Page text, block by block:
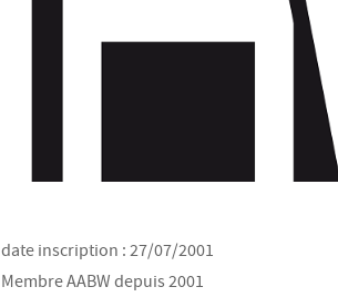
date inscription : 27/07/2001
Membre AABW depuis 2001